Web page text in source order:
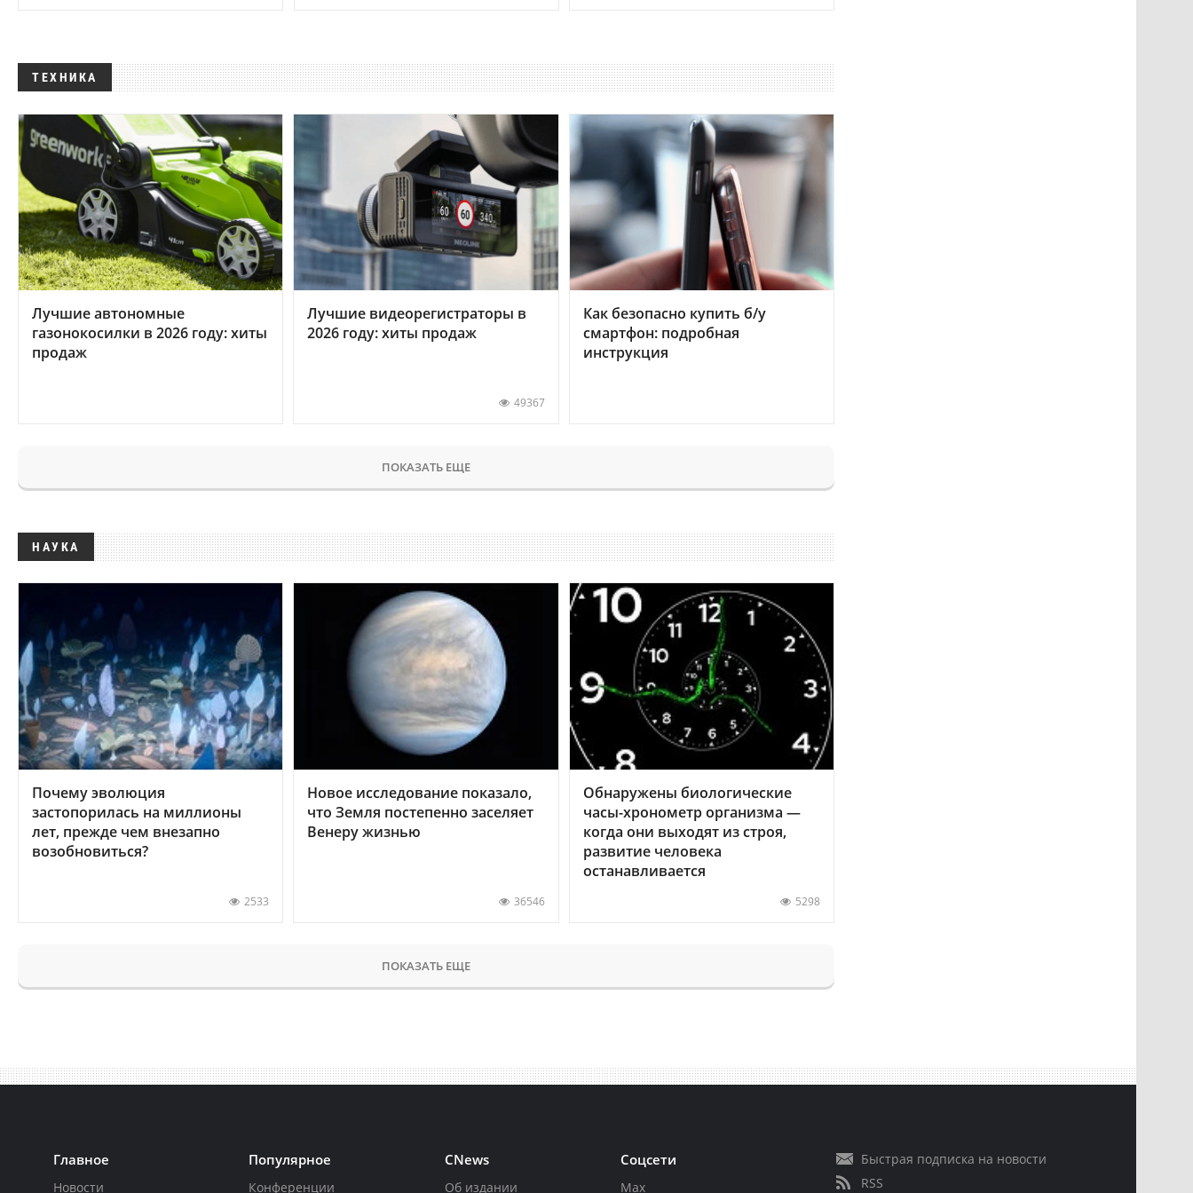
ТЕХНИКА
Лучшие автономные
газонокосилки в 2026 году: хиты
продаж
Лучшие видеорегистраторы в
2026 году: хиты продаж
49367
Как безопасно купить б/у
смартфон: подробная
инструкция
ПОКАЗАТЬ ЕЩЕ
НАУКА
Почему эволюция
застопорилась на миллионы
лет, прежде чем внезапно
возобновиться?
2533
Новое исследование показало,
что Земля постепенно заселяет
Венеру жизнью
36546
Обнаружены биологические
часы-хронометр организма —
когда они выходят из строя,
развитие человека
останавливается
5298
ПОКАЗАТЬ ЕЩЕ
Главное
Новости
Популярное
Конференции
CNews
Об издании
Соцсети
Max
Быстрая подписка на новости
RSS